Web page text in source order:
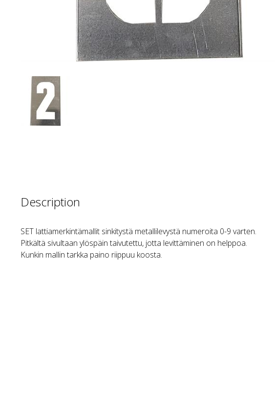
Description
SET lattiamerkintämallit sinkitystä metallilevystä numeroita 0-9 varten.
Pitkältä sivultaan ylöspäin taivutettu, jotta levittäminen on helppoa.
Kunkin mallin tarkka paino riippuu koosta.